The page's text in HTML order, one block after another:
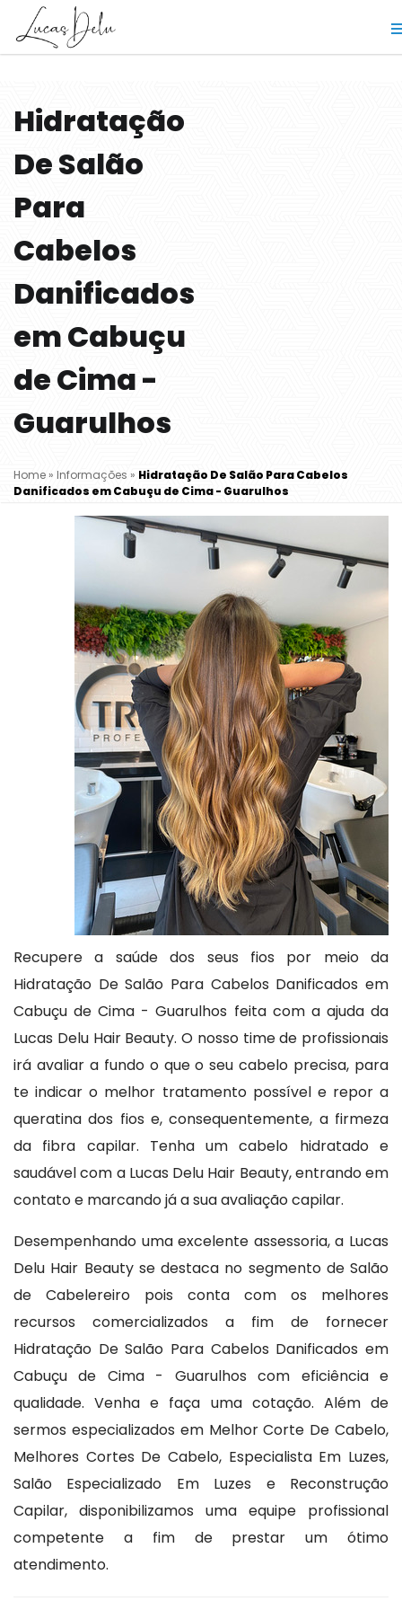
Hidratação
De Salão
Para
Cabelos
Danificados
em Cabuçu
de Cima -
Guarulhos
Home » Informações » Hidratação De Salão Para Cabelos
Danificados em Cabuçu de Cima - Guarulhos
Recupere a saúde dos seus fios por meio da
Hidratação De Salão Para Cabelos Danificados em
Cabuçu de Cima - Guarulhos feita com a ajuda da
Lucas Delu Hair Beauty. O nosso time de profissionais
irá avaliar a fundo o que o seu cabelo precisa, para
te indicar o melhor tratamento possível e repor a
queratina dos fios e, consequentemente, a firmeza
da fibra capilar. Tenha um cabelo hidratado e
saudável com a Lucas Delu Hair Beauty, entrando em
contato e marcando já a sua avaliação capilar.
Desempenhando uma excelente assessoria, a Lucas
Delu Hair Beauty se destaca no segmento de Salão
de Cabelereiro pois conta com os melhores
recursos comercializados a fim de fornecer
Hidratação De Salão Para Cabelos Danificados em
Cabuçu de Cima - Guarulhos com eficiência e
qualidade. Venha e faça uma cotação. Além de
sermos especializados em Melhor Corte De Cabelo,
Melhores Cortes De Cabelo, Especialista Em Luzes,
Salão Especializado Em Luzes e Reconstrução
Capilar, disponibilizamos uma equipe profissional
competente a fim de prestar um ótimo
atendimento.